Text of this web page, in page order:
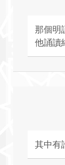
那個明
他誦讀
其中有